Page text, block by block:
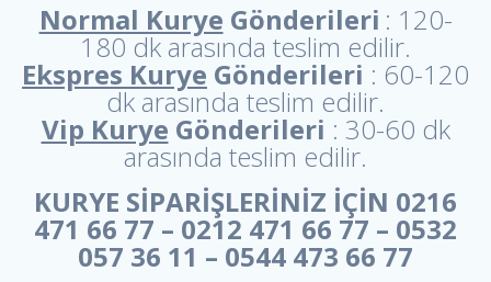
Normal Kurye Gönderileri : 120-
180 dk arasında teslim edilir.
Ekspres Kurye Gönderileri : 60-120
dk arasında teslim edilir.
Vip Kurye Gönderileri : 30-60 dk
arasında teslim edilir.
KURYE SİPARİŞLERİNİZ İÇİN 0216
471 66 77 – 0212 471 66 77 – 0532
057 36 11 – 0544 473 66 77